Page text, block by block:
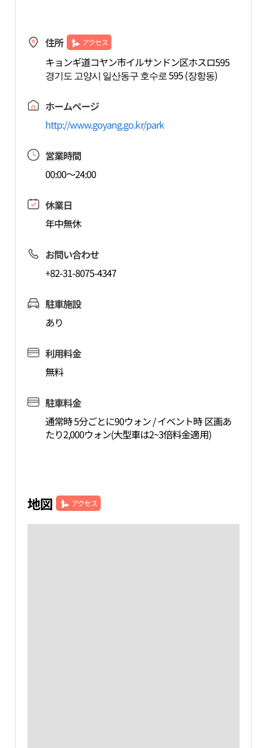
住所 アクセス
キョンギ道コヤン市イルサンドン区ホスロ595
경기도 고양시 일산동구 호수로 595 (장항동)
ホームページ
http://www.goyang.go.kr/park
営業時間
00:00～24:00
休業日
年中無休
お問い合わせ
+82-31-8075-4347
駐車施設
あり
利用料金
無料
駐車料金
通常時 5分ごとに90ウォン / イベント時 区画あ
たり2,000ウォン(大型車は2~3倍料金適用)
地図 アクセス